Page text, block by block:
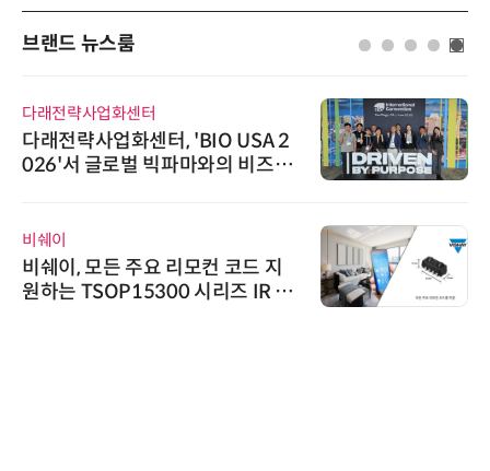
브랜드 뉴스룸
다래전략사업화센터
다래전략사업화센터, 'BIO USA 2
026'서 글로벌 빅파마와의 비즈니
비쉐이
비쉐이, 모든 주요 리모컨 코드 지
원하는 TSOP15300 시리즈 IR 수